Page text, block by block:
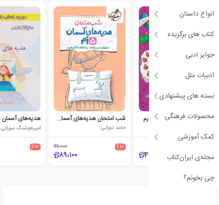
انواع داستان
کتاب های برگزیده
جوایز ادبی
ادبیات ملل
بسته های پیشنهادی
محصولات فرهنگی
کمک آموزشی
مجله‌ی ایران‌کتاب
چی بخونم؟
کتاب کار و تمرین جامع چهارم
415،000
شب امتحان هدیه‌های آسمان پنجم
حامد دورانی
٪10 99،000
89،100
هدیه‌های
امیرهوشنگ سورانی
٪10